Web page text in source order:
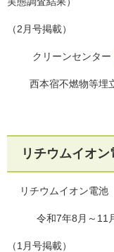
（2月号掲載）
クリーンセンタ
西本宿不燃物等埋
リチウムイオ
リチウムイオン電池
令和7年8月～
（1月号掲載）